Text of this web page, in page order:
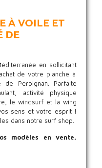
À VOILE ET
DE
en sollicitant
de votre planche à
Perpignan. Parfaite
activité physique
le windsurf et la wing
sens et votre esprit !
dans notre surf shop.
modèles en vente,